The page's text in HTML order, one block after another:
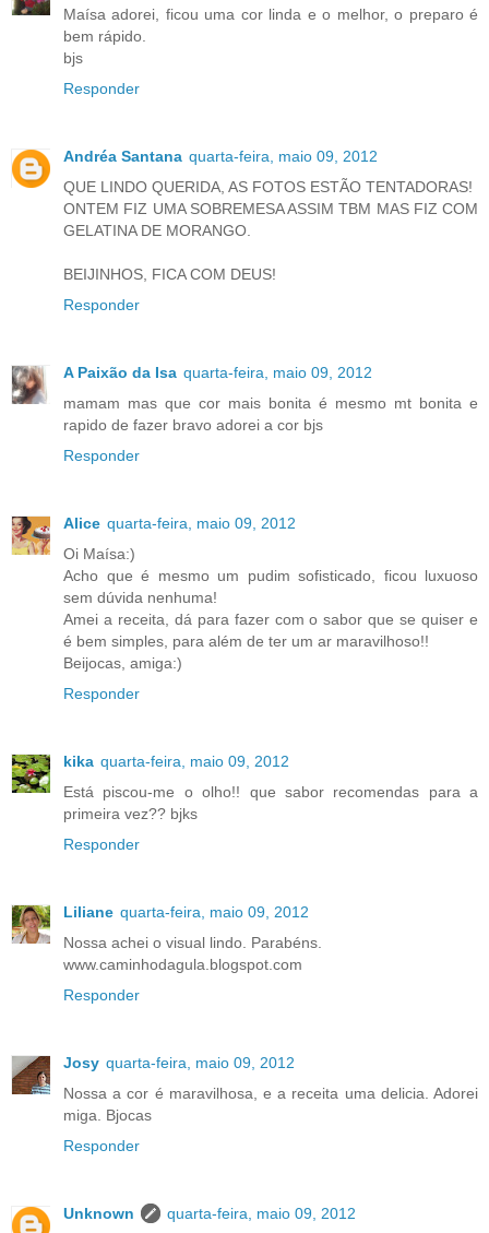
Maísa adorei, ficou uma cor linda e o melhor, o preparo é
bem rápido.
bjs
Responder
Andréa Santana quarta-feira, maio 09, 2012
QUE LINDO QUERIDA, AS FOTOS ESTÃO TENTADORAS!
ONTEM FIZ UMA SOBREMESA ASSIM TBM MAS FIZ COM
GELATINA DE MORANGO.
BEIJINHOS, FICA COM DEUS!
Responder
A Paixão da Isa quarta-feira, maio 09, 2012
mamam mas que cor mais bonita é mesmo mt bonita e
rapido de fazer bravo adorei a cor bjs
Responder
Alice quarta-feira, maio 09, 2012
Oi Maísa:)
Acho que é mesmo um pudim sofisticado, ficou luxuoso
sem dúvida nenhuma!
Amei a receita, dá para fazer com o sabor que se quiser e
é bem simples, para além de ter um ar maravilhoso!!
Beijocas, amiga:)
Responder
kika quarta-feira, maio 09, 2012
Está piscou-me o olho!! que sabor recomendas para a
primeira vez?? bjks
Responder
Liliane quarta-feira, maio 09, 2012
Nossa achei o visual lindo. Parabéns.
www.caminhodagula.blogspot.com
Responder
Josy quarta-feira, maio 09, 2012
Nossa a cor é maravilhosa, e a receita uma delicia. Adorei
miga. Bjocas
Responder
Unknown
quarta-feira, maio 09, 2012